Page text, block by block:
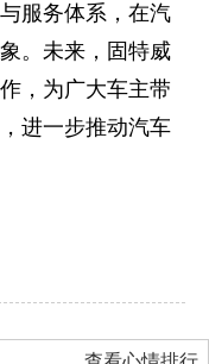
服务体系，在汽
。未来，固特威
，为广大车主带
进一步推动汽车